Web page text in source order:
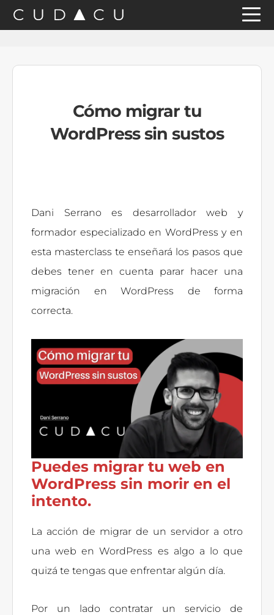
Saltar
a
Saltar
al
Saltar
a
Cómo migrar tu
WordPress sin sustos
Dani Serrano es desarrollador web y
formador especializado en WordPress y en
esta masterclass te enseñará los pasos que
debes tener en cuenta parar hacer una
migración en WordPress de forma
correcta.
Puedes migrar tu web en
WordPress sin morir en el
intento.
La acción de migrar de un servidor a otro
una web en WordPress es algo a lo que
quizá te tengas que enfrentar algún día.
Por un lado contratar un servicio de